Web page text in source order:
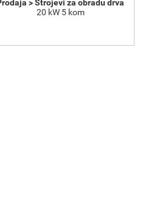
> Strojevi za obradu drva
20 kW 5 kom